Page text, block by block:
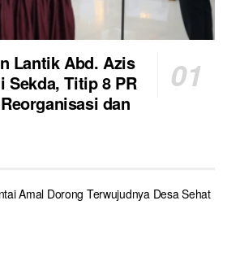
Lantik Abd. Azis
Sekda, Titip 8 PR
dan
Amal Dorong Terwujudnya Desa Sehat